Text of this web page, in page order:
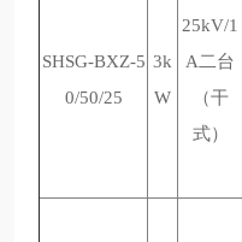
SHSG-BXZ-5
0/50/25
3k
W
25kV/1
A二台
（干
式）